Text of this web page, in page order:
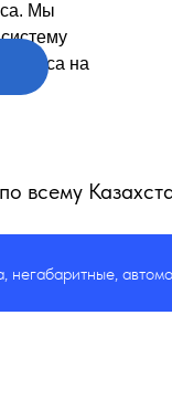
Мы
на
всему
автомобильные,